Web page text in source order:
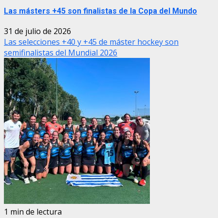
Las másters +45 son finalistas de la Copa del Mundo
31 de julio de 2026
Las selecciones +40 y +45 de máster hockey son
semifinalistas del Mundial 2026
1 min de lectura